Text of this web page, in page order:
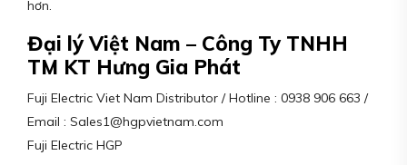
hơn.
Đại lý Việt Nam – Công Ty TNHH
TM KT Hưng Gia Phát
Fuji Electric Viet Nam Distributor / Hotline : 0938 906 663 /
Email : Sales1@hgpvietnam.com
Fuji Electric HGP